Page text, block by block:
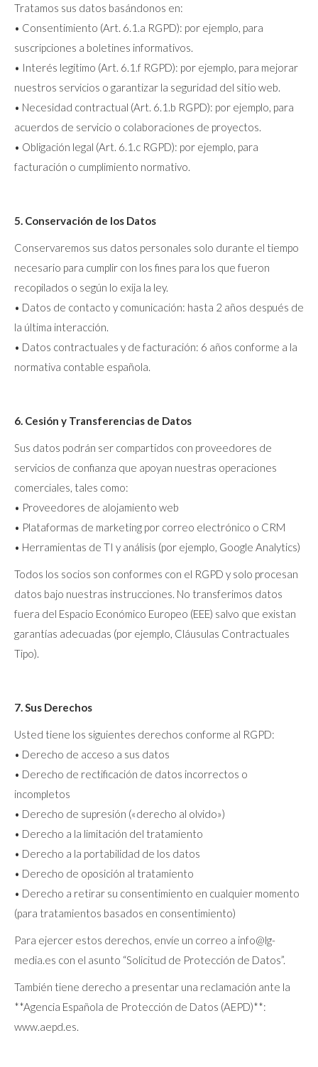
Tratamos sus datos basándonos en:
• Consentimiento (Art. 6.1.a RGPD): por ejemplo, para
suscripciones a boletines informativos.
• Interés legítimo (Art. 6.1.f RGPD): por ejemplo, para mejorar
nuestros servicios o garantizar la seguridad del sitio web.
• Necesidad contractual (Art. 6.1.b RGPD): por ejemplo, para
acuerdos de servicio o colaboraciones de proyectos.
• Obligación legal (Art. 6.1.c RGPD): por ejemplo, para
facturación o cumplimiento normativo.
5. Conservación de los Datos
Conservaremos sus datos personales solo durante el tiempo
necesario para cumplir con los fines para los que fueron
recopilados o según lo exija la ley.
• Datos de contacto y comunicación: hasta 2 años después de
la última interacción.
• Datos contractuales y de facturación: 6 años conforme a la
normativa contable española.
6. Cesión y Transferencias de Datos
Sus datos podrán ser compartidos con proveedores de
servicios de confianza que apoyan nuestras operaciones
comerciales, tales como:
• Proveedores de alojamiento web
• Plataformas de marketing por correo electrónico o CRM
• Herramientas de TI y análisis (por ejemplo, Google Analytics)
Todos los socios son conformes con el RGPD y solo procesan
datos bajo nuestras instrucciones. No transferimos datos
fuera del Espacio Económico Europeo (EEE) salvo que existan
garantías adecuadas (por ejemplo, Cláusulas Contractuales
Tipo).
7. Sus Derechos
Usted tiene los siguientes derechos conforme al RGPD:
• Derecho de acceso a sus datos
• Derecho de rectificación de datos incorrectos o
incompletos
• Derecho de supresión («derecho al olvido»)
• Derecho a la limitación del tratamiento
• Derecho a la portabilidad de los datos
• Derecho de oposición al tratamiento
• Derecho a retirar su consentimiento en cualquier momento
(para tratamientos basados en consentimiento)
Para ejercer estos derechos, envíe un correo a info@lg-
media.es con el asunto “Solicitud de Protección de Datos”.
También tiene derecho a presentar una reclamación ante la
**Agencia Española de Protección de Datos (AEPD)**:
www.aepd.es.